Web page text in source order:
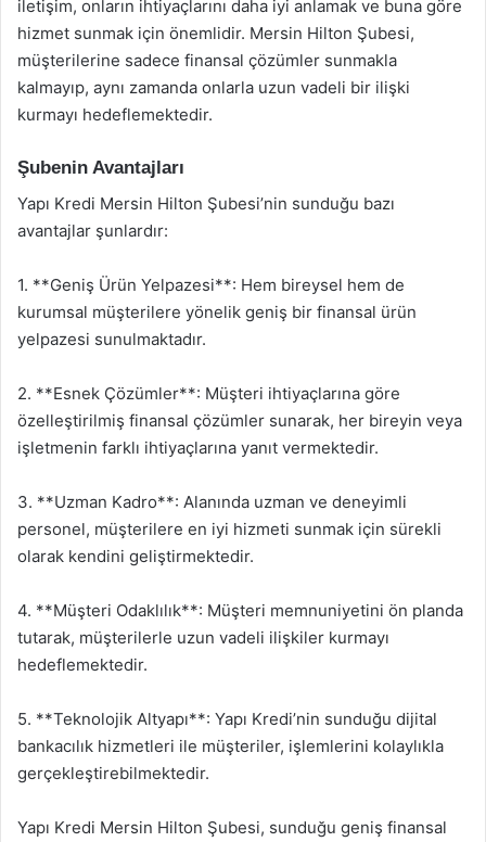
iletişim, onların ihtiyaçlarını daha iyi anlamak ve buna göre
hizmet sunmak için önemlidir. Mersin Hilton Şubesi,
müşterilerine sadece finansal çözümler sunmakla
kalmayıp, aynı zamanda onlarla uzun vadeli bir ilişki
kurmayı hedeflemektedir.
Şubenin Avantajları
Yapı Kredi Mersin Hilton Şubesi’nin sunduğu bazı
avantajlar şunlardır:
1. **Geniş Ürün Yelpazesi**: Hem bireysel hem de
kurumsal müşterilere yönelik geniş bir finansal ürün
yelpazesi sunulmaktadır.
2. **Esnek Çözümler**: Müşteri ihtiyaçlarına göre
özelleştirilmiş finansal çözümler sunarak, her bireyin veya
işletmenin farklı ihtiyaçlarına yanıt vermektedir.
3. **Uzman Kadro**: Alanında uzman ve deneyimli
personel, müşterilere en iyi hizmeti sunmak için sürekli
olarak kendini geliştirmektedir.
4. **Müşteri Odaklılık**: Müşteri memnuniyetini ön planda
tutarak, müşterilerle uzun vadeli ilişkiler kurmayı
hedeflemektedir.
5. **Teknolojik Altyapı**: Yapı Kredi’nin sunduğu dijital
bankacılık hizmetleri ile müşteriler, işlemlerini kolaylıkla
gerçekleştirebilmektedir.
Yapı Kredi Mersin Hilton Şubesi, sunduğu geniş finansal